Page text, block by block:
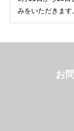
みをいただきます
お